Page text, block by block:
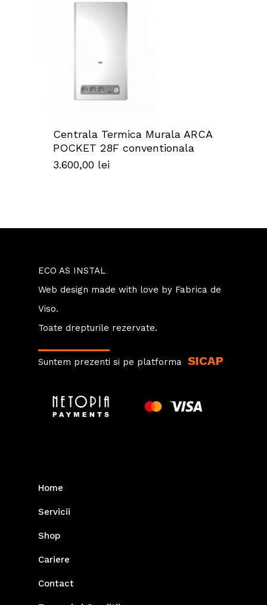
Centrala Termica Murala ARCA
POCKET 28F conventionala
3.600,00 lei
ECO AS INSTAL
Web design made with love by Fabrica de
Viso.
Toate drepturile rezervate.
Suntem prezenti si pe platforma SICAP
Home
Servicii
Shop
Cariere
Contact